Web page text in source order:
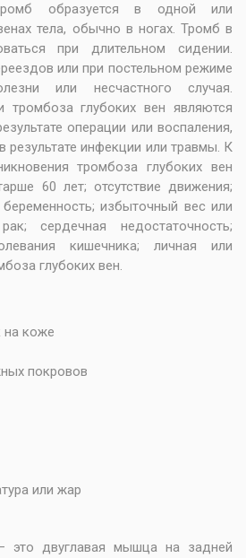
образуется в одной или
тела, обычно в ногах. Тромб в
при длительном сидении.
или при постельном режиме
или несчастного случая.
тромбоза глубоких вен являются
операции или воспаления,
результате инфекции или травмы. К
тромбоза глубоких вен
60 лет; отсутствие движения;
избыточный вес или
сердечная недостаточность;
кишечника; личная или
глубоких вен.
на коже
покровов
или жар
двуглавая мышца на задней